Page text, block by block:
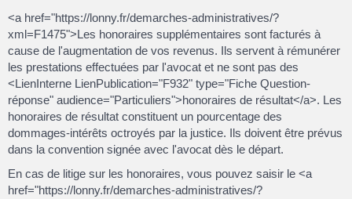
<a href="https://lonny.fr/demarches-administratives/?
xml=F1475">Les honoraires supplémentaires sont facturés à
cause de l'augmentation de vos revenus. Ils servent à rémunérer
les prestations effectuées par l'avocat et ne sont pas des
<LienInterne LienPublication="F932" type="Fiche Question-
réponse" audience="Particuliers">honoraires de résultat</a>. Les
honoraires de résultat constituent un pourcentage des
dommages-intérêts octroyés par la justice. Ils doivent être prévus
dans la convention signée avec l'avocat dès le départ.
En cas de litige sur les honoraires, vous pouvez saisir le <a
href="https://lonny.fr/demarches-administratives/?